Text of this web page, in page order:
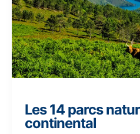
Les 14 parcs
continental